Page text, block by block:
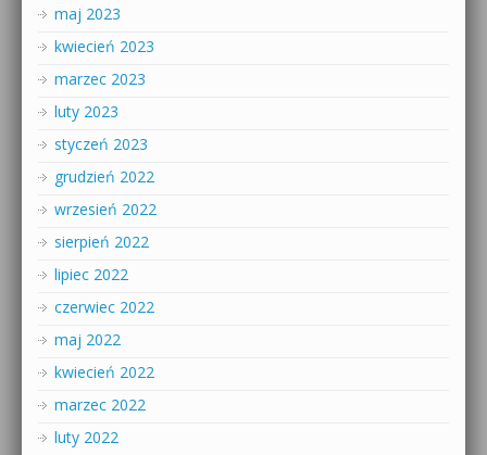
maj 2023
kwiecień 2023
marzec 2023
luty 2023
styczeń 2023
grudzień 2022
wrzesień 2022
sierpień 2022
lipiec 2022
czerwiec 2022
maj 2022
kwiecień 2022
marzec 2022
luty 2022